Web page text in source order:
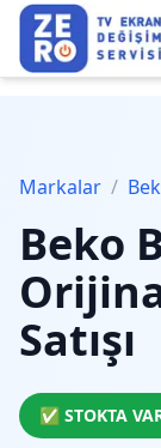
Markalar /
Beko
Satışı
✅ STOKTA